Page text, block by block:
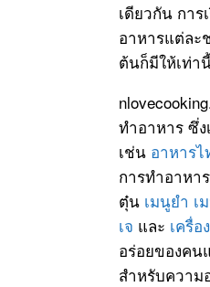
เดียวกัน กา
อาหารแต่ละ
ต้นก็มีให้เท่า
ทำอาหาร ซึ่
เช่น อาหารไ
การทำอาหา
ตุ๋น เมนูยำ เ
เจ และ เครื่อ
อร่อยของคน
สำหรับความ